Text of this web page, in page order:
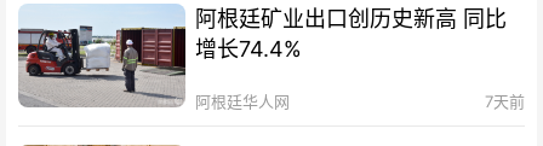
阿根廷矿业出口创历史新高 同比
增长74.4%
阿根廷华人网 7天前